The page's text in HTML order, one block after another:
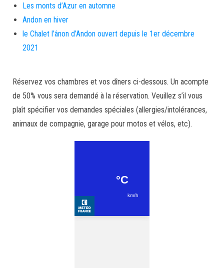
Les monts d’Azur en automne
Andon en hiver
le Chalet l’ânon d’Andon ouvert depuis le 1er décembre
2021
Réservez vos chambres et vos dîners ci-dessous. Un acompte
de 50% vous sera demandé à la réservation. Veuillez s’il vous
plaît spécifier vos demandes spéciales (allergies/intolérances,
animaux de compagnie, garage pour motos et vélos, etc).